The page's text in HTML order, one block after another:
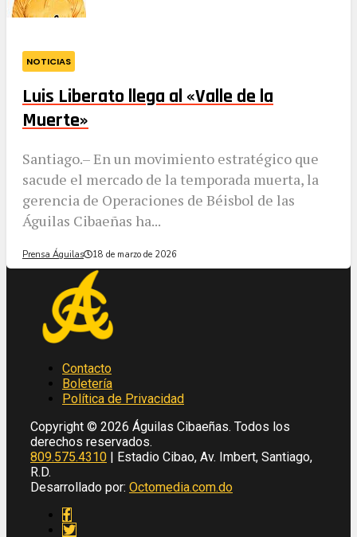
NOTICIAS
Luis Liberato llega al «Valle de la
Muerte»
​Santiago.– En un movimiento estratégico que
sacude el mercado de la temporada muerta, la
gerencia de Operaciones de Béisbol de las
Águilas Cibaeñas ha...
Prensa Águilas 18 de marzo de 2026
Contacto
Boletería
Política de Privacidad
Copyright © 2026 Águilas Cibaeñas. Todos los
derechos reservados.
809.575.4310 | Estadio Cibao, Av. Imbert, Santiago,
R.D.
Desarrollado por: Octomedia.com.do